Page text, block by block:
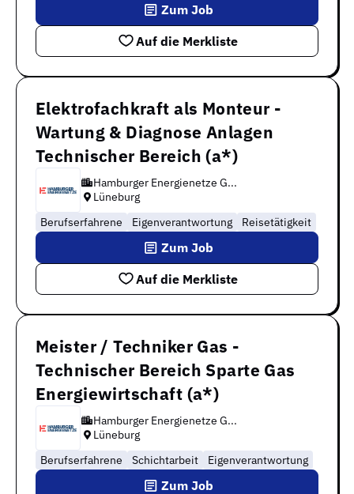
Auf die Merkliste
Zum Job
Elektrofachkraft als Monteur -
Wartung & Diagnose Anlagen
Technischer Bereich (a*)
Hamburger Energienetze G...
Lüneburg
Berufserfahrene
Eigenverantwortung Reisetätigkeit
Auf die Merkliste
Zum Job
Meister / Techniker Gas -
Technischer Bereich Sparte Gas
Energiewirtschaft (a*)
Hamburger Energienetze G...
Lüneburg
Berufserfahrene
Schichtarbeit Eigenverantwortung
Zum Job